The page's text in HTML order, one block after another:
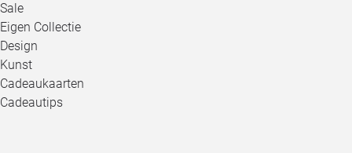
Sale
Eigen Collectie
Design
Kunst
Cadeaukaarten
Cadeautips